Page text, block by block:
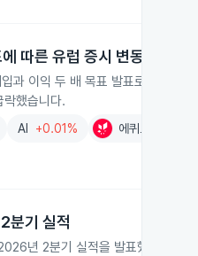
따른 유럽 증시 변동
과 이익 두 배 목표 발표로 에어버
했습니다.
AI +0.01% 에퀴노르(ADR)
분기 실적
년 2분기 실적을 발표했습니다